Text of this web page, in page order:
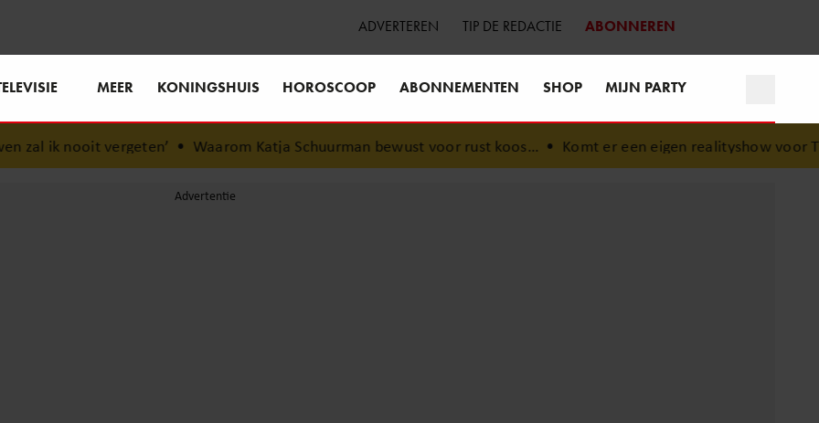
ADVERTEREN TIP DE REDACTIE ABONNEREN
MEER KONINGSHUIS HOROSCOOP ABONNEMENTEN SHOP MIJN PARTY
•Waarom Katja Schuurman bewust voor rust koos…•Komt er een eigen realityshow voor Timothy na ‘B&B